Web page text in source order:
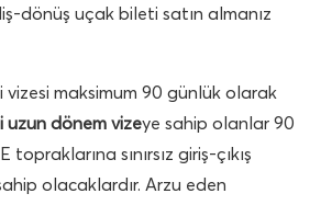
dönüş uçak bileti satın almanız
vizesi maksimum 90 günlük olarak
uzun dönem vizeye sahip olanlar 90
sınırsız giriş-çıkış
olacaklardır. Arzu eden